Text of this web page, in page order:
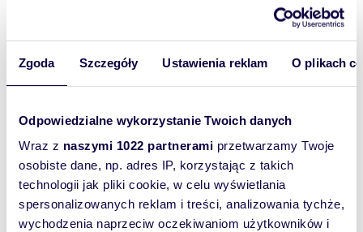
Zgoda Szczegóły Ustawienia reklam O plikach
Odpowiedzialne wykorzystanie Twoich danych
Wraz z naszymi 1022 partnerami przetwarzamy Twoje
osobiste dane, np. adres IP, korzystając z takich
technologii jak pliki cookie, w celu wyświetlania
spersonalizowanych reklam i treści, analizowania tychże,
wychodzenia naprzeciw oczekiwaniom użytkowników i
Niniejsze ogłoszenie jest wyłącznie informacją i
Kodeksu Cywilnego.
_______________________________________________________
Autorskie prawa majątkowe do fotografii
nieruchomości przysługują wyłącznie firmie
Eurovilla Sp. z o.o.
Kopiowanie, przetwarzanie, rozpowszechnianie
fotografii bez zgody Spółek Eurovilla jest
zabronione i będzie traktowane jako naruszenie
ustawy z dnia 4 lutego 1994 r. o prawie
autorskim i prawach pokrewnych.
właściciel
oferty
szybko się z
skontaktował!